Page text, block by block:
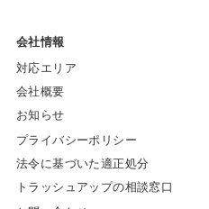
会社情報
対応エリア
会社概要
お知らせ
プライバシーポリシー
法令に基づいた適正処分
トラッシュアップの相談窓口